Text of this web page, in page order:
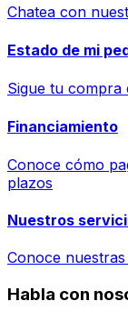
Chatea con
Estado de mi
Sigue tu compra
Financiamiento
Conoce cómo
plazos
Nuestros
Conoce
Habla con